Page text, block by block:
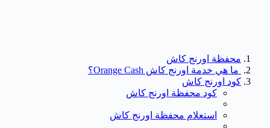
محفظة اورنج كاش
ما هي خدمة اورنج كاش Orange Cash؟
كود اورنج كاش
كود محفظة اورنج كاش
استعلام محفظة اورنج كاش